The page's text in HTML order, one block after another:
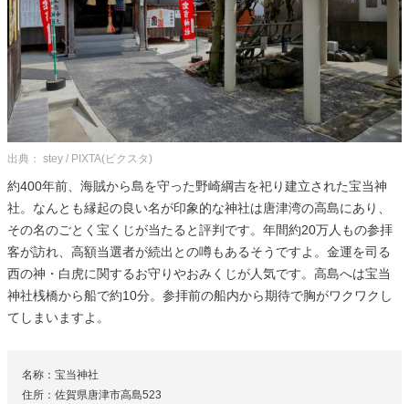
出典： stey / PIXTA(ピクスタ)
約400年前、海賊から島を守った野崎綱吉を祀り建立された宝当神
社。なんとも縁起の良い名が印象的な神社は唐津湾の高島にあり、
その名のごとく宝くじが当たると評判です。年間約20万人もの参拝
客が訪れ、高額当選者が続出との噂もあるそうですよ。金運を司る
西の神・白虎に関するお守りやおみくじが人気です。高島へは宝当
神社桟橋から船で約10分。参拝前の船内から期待で胸がワクワクし
てしまいますよ。
名称：宝当神社
住所：佐賀県唐津市高島523